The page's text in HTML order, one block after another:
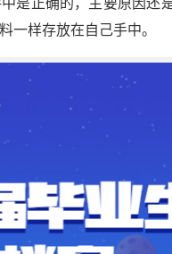
是正确的，主要原因
一样存放在自己手中。